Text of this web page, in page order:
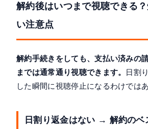
解約後はいつまで視聴できる
い注意点
解約手続きをしても、支払い済みの
までは通常通り視聴できます。
日割
した瞬間に視聴停止になるわけでは
日割り返金はない → 解約のベ